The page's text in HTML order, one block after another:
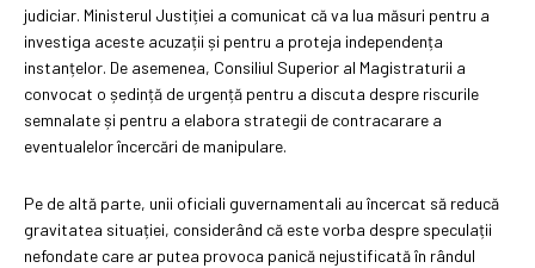
judiciar. Ministerul Justiției a comunicat că va lua măsuri pentru a
investiga aceste acuzații și pentru a proteja independența
instanțelor. De asemenea, Consiliul Superior al Magistraturii a
convocat o ședință de urgență pentru a discuta despre riscurile
semnalate și pentru a elabora strategii de contracarare a
eventualelor încercări de manipulare.
Pe de altă parte, unii oficiali guvernamentali au încercat să reducă
gravitatea situației, considerând că este vorba despre speculații
nefondate care ar putea provoca panică nejustificată în rândul